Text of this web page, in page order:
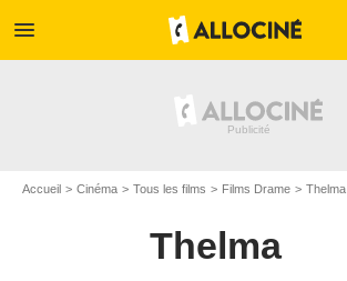
menu
Accueil Cinéma Tous les films Films Drame Thelma
Thelma